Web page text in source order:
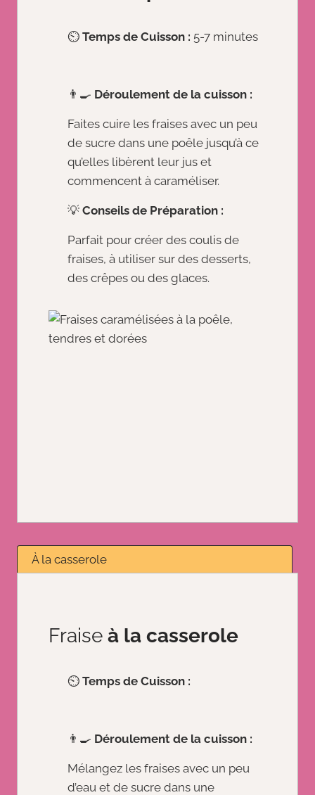
⏲️ Temps de Cuisson : 5-7 minutes
👨‍🍳 Déroulement de la cuisson :
Faites cuire les fraises avec un peu
de sucre dans une poêle jusqu’à ce
qu’elles libèrent leur jus et
commencent à caraméliser.
💡 Conseils de Préparation :
Parfait pour créer des coulis de
fraises, à utiliser sur des desserts,
des crêpes ou des glaces.
À la casserole
Fraise à la casserole
⏲️ Temps de Cuisson :
👨‍🍳 Déroulement de la cuisson :
Mélangez les fraises avec un peu
d’eau et de sucre dans une